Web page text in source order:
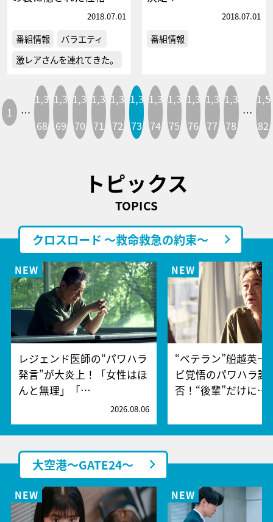
2018.07.01
番組情報
バラエティ
激レアさんを連れてきた。
2018.07.01
番組情報
1 …
1,3
68
1,3
69
1,3
70
1,3
71
1,3
72
1,3
73
1,3
74
1,3
75
1,3
76
1,3
77
1,3
78
…
1,5
82
トピックス
TOPICS
クロスロード ～救命救急の約束～
レジェンド医師の“パワハラ
発言”が大炎上！「女性はほ
んと無理」「…
2026.08.06
“ベテラン”船越英一
ビ覚悟のパワハラ謝
否！“後輩”だけに…
大空港～GATE24～